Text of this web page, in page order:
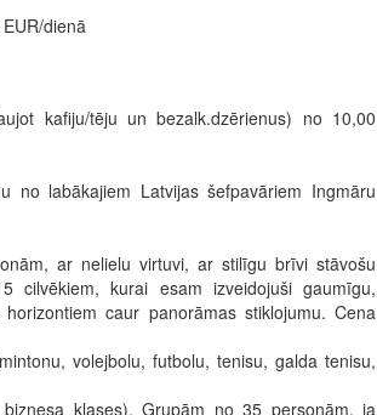
dienā
kafiju/tēju un bezalk.dzērienus) no 10,00
no labākajiem Latvijas šefpavāriem Ingmāru
ar nelielu virtuvi, ar stilīgu brīvi stāvošu
cilvēkiem, kurai esam izveidojuši gaumīgu,
caur panorāmas stiklojumu. Cena
volejbolu, futbolu, tenisu, galda tenisu,
klases). Grupām no 35 personām, ja